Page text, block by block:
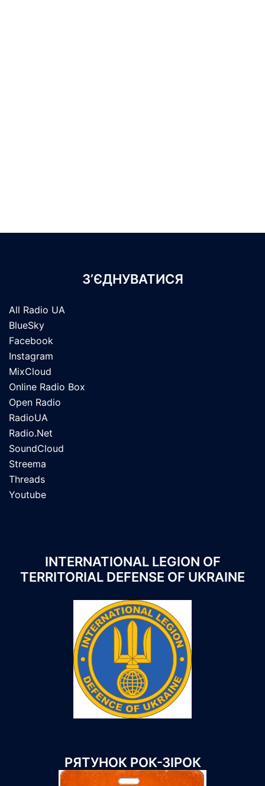
З’ЄДНУВАТИСЯ
All Radio UA
BlueSky
Facebook
Instagram
MixCloud
Online Radio Box
Open Radio
RadioUA
Radio.Net
SoundCloud
Streema
Threads
Youtube
INTERNATIONAL LEGION OF
TERRITORIAL DEFENSE OF UKRAINE
РЯТУНОК РОК-ЗІРОК